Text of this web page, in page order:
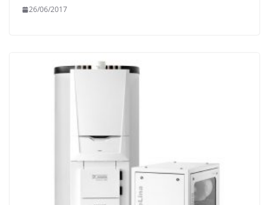
26/06/2017